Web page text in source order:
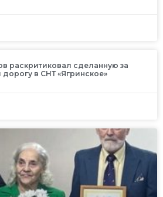
раскритиковал сделанную за
в СНТ «Ягринское»